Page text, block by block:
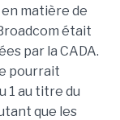
en matière de
était
par la CADA.
pourrait
1 au titre du
que les